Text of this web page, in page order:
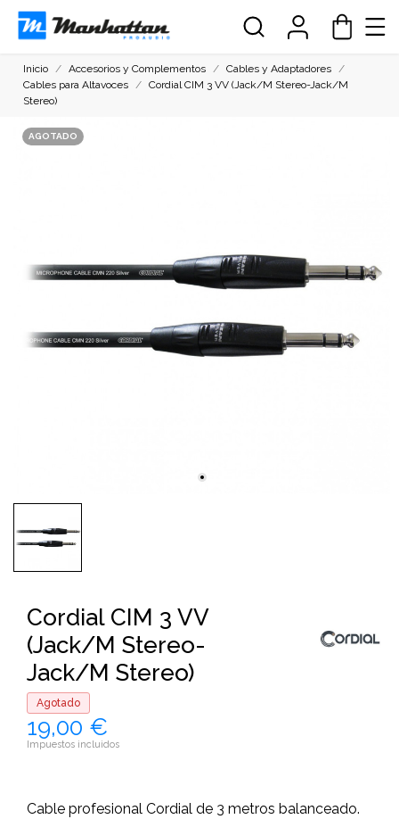
Inicio Accesorios y Complementos
Cables y Adaptadores
Cables para Altavoces
Cordial CIM 3 VV (Jack/M Stereo-Jack/M
Stereo)
AGOTADO
Cordial CIM 3 VV
(Jack/M Stereo-
Jack/M Stereo)
Agotado
19,00 €
Impuestos incluidos
Cable profesional Cordial de 3 metros balanceado.